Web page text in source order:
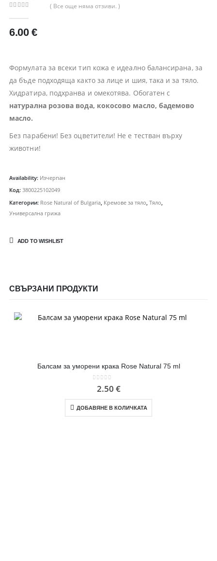
( Все още няма отзиви. )
6.00 €
Формулата за всеки тип кожа е идеално балансирана, за
да бъде подходяща както за лице и шия, така и за тяло.
Хидратира, подхранва и омекотява. Обогатен с
натуралнa розовa вода, кокосово масло, бадемово
масло.
Без парабени! Без оцветители! Не е тестван върху
животни!
Availability: Изчерпан
Код:3800225102049
Категории: Rose Natural of Bulgaria, Кремове за тяло,Тяло,
Универсална грижа
ADD TO WISHLIST
СВЪРЗАНИ ПРОДУКТИ
Балсам за уморени крака Rose Natural 75 ml
out of 5
2.50 €
ДОБАВЯНЕ В КОЛИЧКАТА